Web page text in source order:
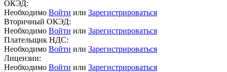
ОКЭД:
Необходимо Войти или Зарегистрироваться
Вторичный ОКЭД:
Необходимо Войти или Зарегистрироваться
Плательщик НДС:
Необходимо Войти или Зарегистрироваться
Лицензии:
Необходимо Войти или Зарегистрироваться